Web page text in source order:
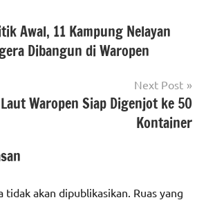
Awal, 11 Kampung Nelayan
Dibangun di Waropen
Next Post
Waropen Siap Digenjot ke 50
Kontainer
akan dipublikasikan. Ruas yang